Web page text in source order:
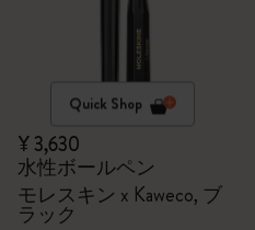
Quick Shop
¥ 3,630
水性ボールペン
モレスキン x Kaweco, ブ
ラック